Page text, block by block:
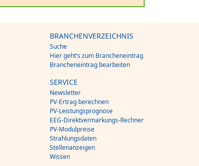
BRANCHENVERZEICHNIS
Suche
Hier geht’s zum Brancheneintrag
Brancheneintrag bearbeiten
SERVICE
Newsletter
PV-Ertrag berechnen
PV-Leistungsprognose
EEG-Direktvermarkungs-Rechner
PV-Modulpreise
Strahlungsdaten
Stellenanzeigen
Wissen